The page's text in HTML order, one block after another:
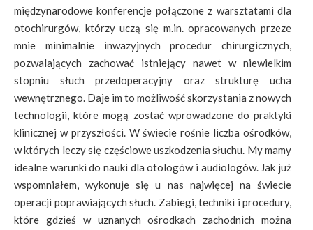
międzynarodowe konferencje połączone z warsztatami dla
otochirurgów, którzy uczą się m.in. opracowanych przeze
mnie minimalnie inwazyjnych procedur chirurgicznych,
pozwalających zachować istniejący nawet w niewielkim
stopniu słuch przedoperacyjny oraz strukturę ucha
wewnętrznego. Daje im to możliwość skorzystania z nowych
technologii, które mogą zostać wprowadzone do praktyki
klinicznej w przyszłości. W świecie rośnie liczba ośrodków,
w których leczy się częściowe uszkodzenia słuchu. My mamy
idealne warunki do nauki dla otologów i audiologów. Jak już
wspomniałem, wykonuje się u nas najwięcej na świecie
operacji poprawiających słuch. Zabiegi, techniki i procedury,
które gdzieś w uznanych ośrodkach zachodnich można